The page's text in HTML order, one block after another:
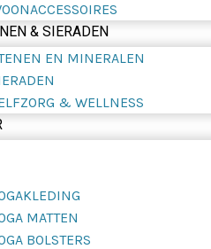
& SIERADEN
EN MINERALEN
& WELLNESS
MATTEN
BOLSTERS